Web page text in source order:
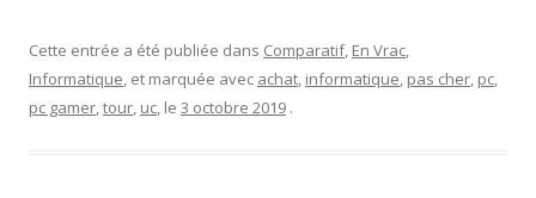
Cette entrée a été publiée dans Comparatif, En Vrac,
Informatique, et marquée avec achat, informatique, pas cher, pc,
pc gamer,tour, uc, le 3 octobre 2019 .